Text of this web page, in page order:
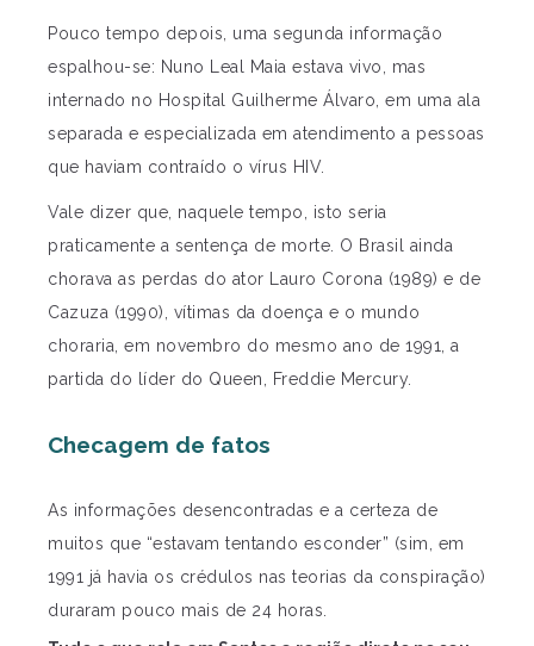
Pouco tempo depois, uma segunda informação
espalhou-se: Nuno Leal Maia estava vivo, mas
internado no Hospital Guilherme Álvaro, em uma ala
separada e especializada em atendimento a pessoas
que haviam contraído o vírus HIV.
Vale dizer que, naquele tempo, isto seria
praticamente a sentença de morte. O Brasil ainda
chorava as perdas do ator Lauro Corona (1989) e de
Cazuza (1990), vítimas da doença e o mundo
choraria, em novembro do mesmo ano de 1991, a
partida do líder do Queen, Freddie Mercury.
Checagem de fatos
As informações desencontradas e a certeza de
muitos que “estavam tentando esconder” (sim, em
1991 já havia os crédulos nas teorias da conspiração)
duraram pouco mais de 24 horas.